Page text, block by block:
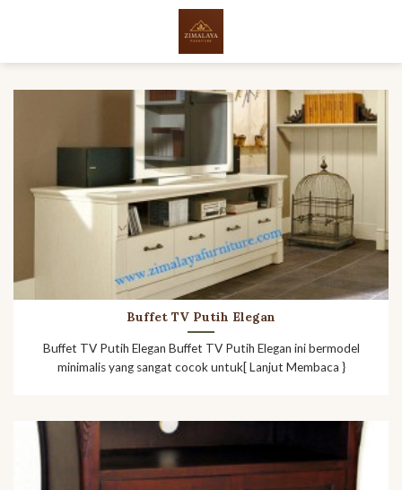
Buffet TV Putih Elegan
Buffet TV Putih Elegan Buffet TV Putih Elegan ini bermodel
minimalis yang sangat cocok untuk[ Lanjut Membaca }